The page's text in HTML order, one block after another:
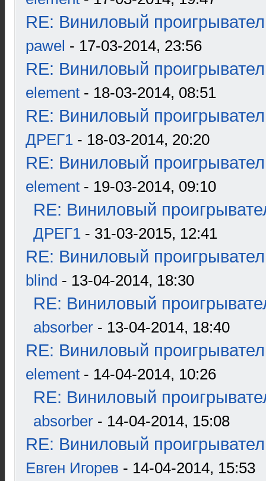
RE: Виниловый
pawel - 17-03-2014, 23:56
RE: Виниловый
element - 18-03-2014, 08:51
RE: Виниловый
ДРЕГ1 - 18-03-2014, 20:20
RE: Виниловый
element - 19-03-2014, 09:10
RE: Виниловый
ДРЕГ1 - 31-03-2015, 12:41
RE: Виниловый
blind - 13-04-2014, 18:30
RE: Виниловый
absorber - 13-04-2014, 18:40
RE: Виниловый
element - 14-04-2014, 10:26
RE: Виниловый
absorber - 14-04-2014, 15:08
RE: Виниловый
Евген Игорев - 14-04-2014, 15:53